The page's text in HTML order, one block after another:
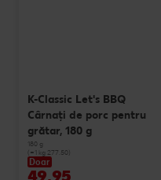
K-Classic Let's BBQ
Cârnaţi de porc pentru
grătar, 180 g
180 g
(=1 kg 277.50)
Doar
49,95